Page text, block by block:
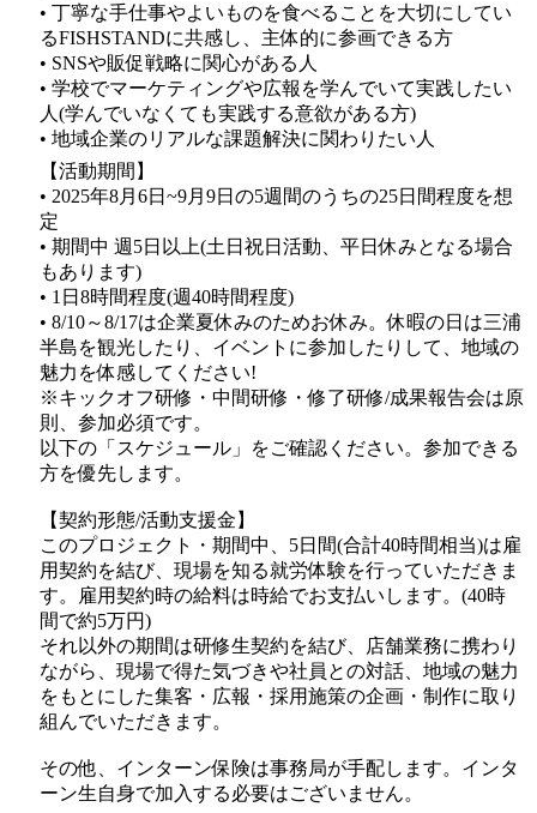
• 丁寧な手仕事やよいものを食べることを大切にしてい
るFISHSTANDに共感し、主体的に参画できる方
• SNSや販促戦略に関心がある人
• 学校でマーケティングや広報を学んでいて実践したい
人(学んでいなくても実践する意欲がある方)
• 地域企業のリアルな課題解決に関わりたい人
【活動期間】
• 2025年8月6日~9月9日の5週間のうちの25日間程度を想
定
• 期間中 週5日以上(土日祝日活動、平日休みとなる場合
もあります)
• 1日8時間程度(週40時間程度)
• 8/10～8/17は企業夏休みのためお休み。休暇の日は三浦
半島を観光したり、イベントに参加したりして、地域の
魅力を体感してください!
※キックオフ研修・中間研修・修了研修/成果報告会は原
則、参加必須です。
以下の「スケジュール」をご確認ください。参加できる
方を優先します。
【契約形態/活動支援金】
このプロジェクト・期間中、5日間(合計40時間相当)は雇
用契約を結び、現場を知る就労体験を行っていただきま
す。雇用契約時の給料は時給でお支払いします。(40時
間で約5万円)
それ以外の期間は研修生契約を結び、店舗業務に携わり
ながら、現場で得た気づきや社員との対話、地域の魅力
をもとにした集客・広報・採用施策の企画・制作に取り
組んでいただきます。
その他、インターン保険は事務局が手配します。インタ
ーン生自身で加入する必要はございません。